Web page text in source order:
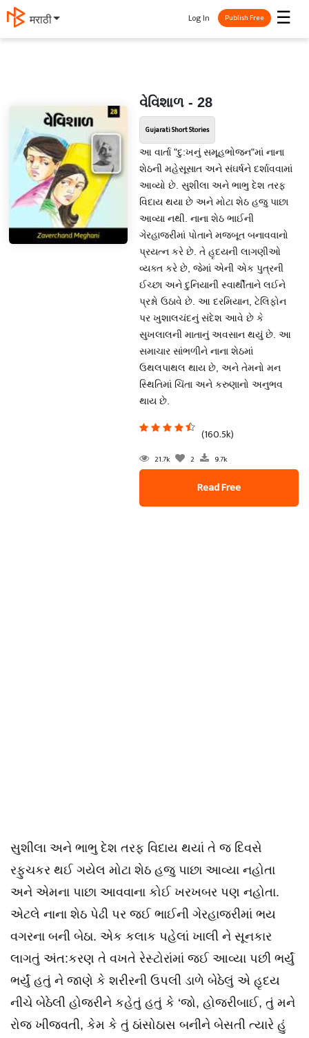
मराठी ☰
Log In Publish Free
વેવિશાળ - 28
Gujarati Short Stories
આ વાર્તા "દુ:ખનું સમૂહભોજન"માં નાના
શેઠની મહેસૂસાત અને સંઘર્ષને દર્શાવવામાં
આવ્યો છે. સુશીલા અને ભાભુ દેશ તરફ
વિદાય થયા છે અને મોટા શેઠ હજુ પાછા
આવ્યા નથી. નાના શેઠ ભાઈની
ગેરહાજરીમાં પોતાને મજબૂત બનાવવાનો
પ્રયત્ન કરે છે. તે હૃદયની લાગણીઓ
વ્યક્ત કરે છે, જેમાં એની એક પુત્રની
ઈચ્છા અને દુનિયાની સ્વાર્થીતાને લઈને
પ્રશ્નો ઉઠાવે છે. આ દરમિયાન, ટેલિફોન
પર ખુશાલચંદનું સંદેશ આવે છે કે
સુખલાલની માતાનું અવસાન થયું છે. આ
સમાચાર સાંભળીને નાના શેઠમાં
ઉથલપાથલ થાય છે, અને તેમનો મન
સ્થિતિમાં ચિંતા અને કરુણાનો અનુભવ
થાય છે.
(160.5k)
21.7k 2 9.7k
Read Free
સુશીલા અને ભાભુ દેશ તરફ વિદાય થયાં તે જ દિવસે
રફુચકર થઈ ગયેલ મોટા શેઠ હજુ પાછા આવ્યા નહોતા
અને એમના પાછા આવવાના કોઈ ખરખબર પણ નહોતા.
એટલે નાના શેઠ પેઢી પર જઈ ભાઈની ગેરહાજરીમાં ભય
વગરના બની બેઠા. એક કલાક પહેલાં ખાલી ને સૂનકાર
લાગતું અંત:કરણ તે વખતે રેસ્ટોરાંમાં જઈ આવ્યા પછી ભર્યું
ભર્યું હતું ને જાણે કે શરીરની ઉપલી ડાળે બેઠેલું એ હૃદય
નીચે બેઠેલી હોજરીને કહેતું હતું કે ‘જો, હોજરીબાઈ, તું મને
રોજ ખીજવતી, કેમ કે તું ઠાંસોઠાસ બનીને બેસતી ત્યારે હું